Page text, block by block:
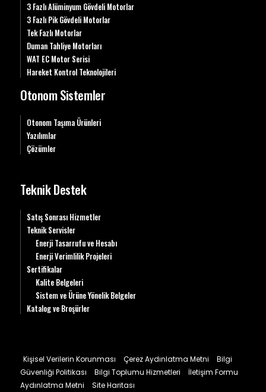
3 Fazlı Alüminyum Gövdeli Motorlar
3 Fazlı Pik Gövdeli Motorlar
Tek Fazlı Motorlar
Duman Tahliye Motorları
WAT EC Motor Serisi
Hareket Kontrol Teknolojileri
Otonom Sistemler
Otonom Taşıma Ürünleri
Yazılımlar
Çözümler
Teknik Destek
Satış Sonrası Hizmetler
Teknik Servisler
Enerji Tasarrufu ve Hesabı
Enerji Verimlilik Projeleri
Sertifikalar
Kalite Belgeleri
Sistem ve Ürüne Yönelik Belgeler
Katalog ve Broşürler
Kişisel Verilerin Korunması Çerez Aydınlatma Metni
Bilgi
Güvenliği Politikası
Bilgi Toplumu Hizmetleri
İletişim Formu
Aydınlatma Metni
Site Haritası